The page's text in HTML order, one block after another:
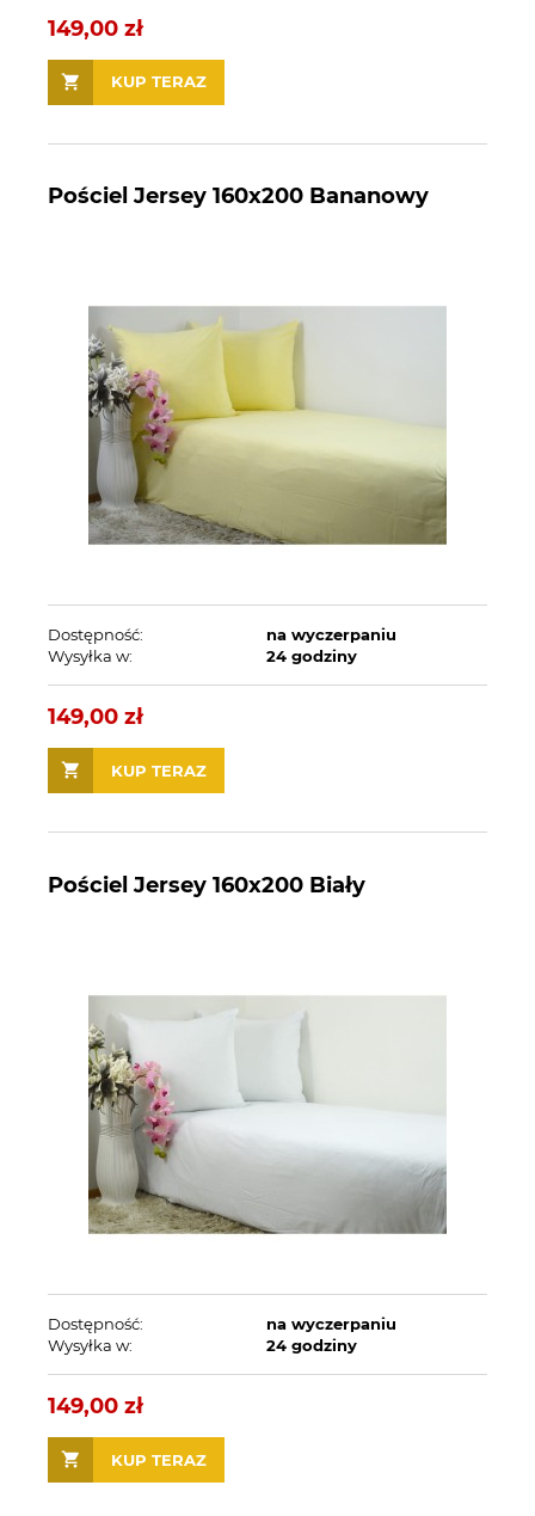
149,00 zł
KUP TERAZ
Pościel Jersey 160x200 Bananowy
Dostępność:
na wyczerpaniu
Wysyłka w:
24 godziny
149,00 zł
KUP TERAZ
Pościel Jersey 160x200 Biały
Dostępność:
na wyczerpaniu
Wysyłka w:
24 godziny
149,00 zł
KUP TERAZ